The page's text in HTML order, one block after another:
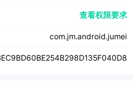
查看权限要求
com.jm.android.jumei